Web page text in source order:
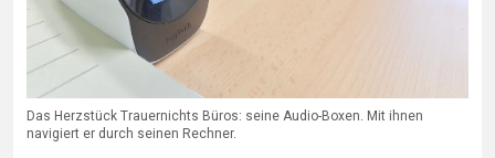
Das Herzstück Trauernichts Büros: seine Audio-Boxen. Mit ihnen
navigiert er durch seinen Rechner.